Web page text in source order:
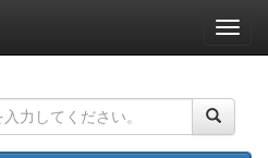
ナ
ビ
ー
ョ